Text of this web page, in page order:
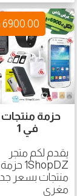
في 1
يقدم لكم متجر
منتجات بسعر جد
مغري
6900.00 دج